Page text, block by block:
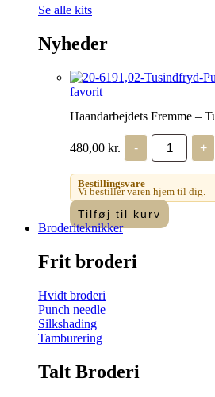
Se alle kits
Nyheder
favorit
Haandarbejdets Fremme –
480,00 kr. -
Fremme
-
Tusindfryd
pude
VO
antal
+
Bestillingsvare
Vi bestiller varen hjem til dig.
Tilføj til kurv
Broderiteknikker
Frit broderi
Hvidt broderi
Punch needle
Silkshading
Tamburering
Talt Broderi